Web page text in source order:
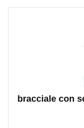
bracciale con